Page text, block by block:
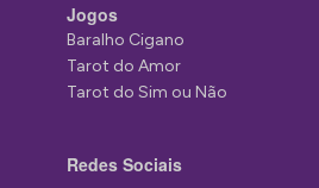
Jogos
Baralho Cigano
Tarot do Amor
Tarot do Sim ou Não
Redes Sociais